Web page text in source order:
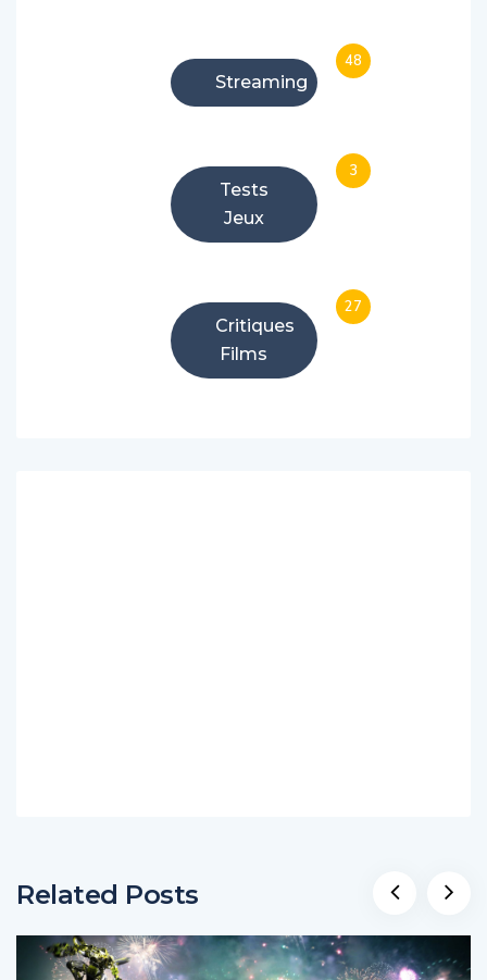
Streaming
48
Tests
Jeux
3
Critiques
Films
27
Related Posts